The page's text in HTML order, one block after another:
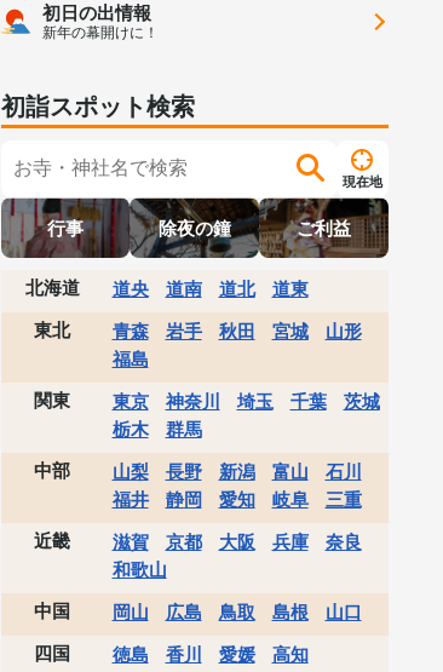
初日の出情報
新年の幕開けに！
初詣スポット検索
現在地
行事 除夜の鐘 ご利益
北海道 道央 道南 道北
道東
東北
青森 岩手 秋田 宮城
山形
福島
関東
東京 神奈川 埼玉 千葉
茨城
栃木
群馬
中部
山梨 長野 新潟 富山
石川
福井
静岡 愛知 岐阜
三重
近畿
滋賀 京都 大阪 兵庫
奈良
和歌山
中国
岡山 広島 鳥取 島根
山口
四国
徳島 香川 愛媛
高知